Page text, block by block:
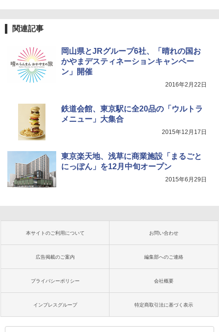
関連記事
岡山県とJRグループ6社、「晴れの国お
かやまデスティネーションキャンペー
ン」開催
2016年2月22日
鉄道会館、東京駅に全20品の「ウルトラ
メニュー」大集合
2015年12月17日
東京楽天地、浅草に商業施設「まるごと
にっぽん」を12月中旬オープン
2015年6月29日
本サイトのご利用について お問い合わせ
広告掲載のご案内 編集部へのご連絡
プライバシーポリシー 会社概要
インプレスグループ 特定商取引法に基づく表示